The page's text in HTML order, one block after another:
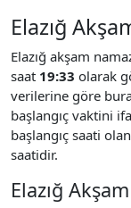
Elazığ
Elazığ akşam
saat 19:33 olarak
verilerine göre
başlangıç vaktini
başlangıç saati olan
saatidir.
Elazığ